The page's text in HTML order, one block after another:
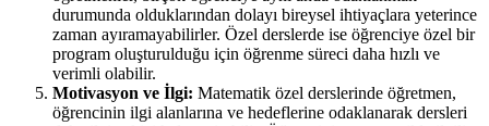
durumunda olduklarından dolayı bireysel ihtiyaçlara yeterince
zaman ayıramayabilirler. Özel derslerde ise öğrenciye özel bir
program oluşturulduğu için öğrenme süreci daha hızlı ve
verimli olabilir.
Motivasyon ve İlgi: Matematik özel derslerinde öğretmen,
öğrencinin ilgi alanlarına ve hedeflerine odaklanarak dersleri